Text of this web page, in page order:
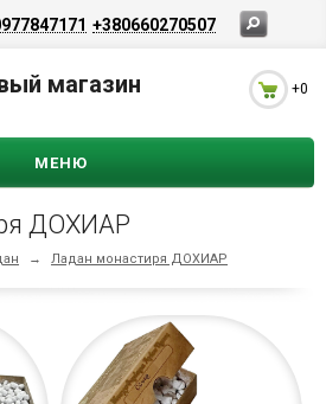
+380660270507
магазин +0
МЕНЮ
ДОХИАР
→ Ладан монастиря ДОХИАР